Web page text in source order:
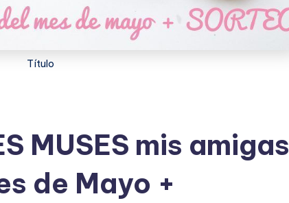
Título
MUSES mis amigas
de Mayo +